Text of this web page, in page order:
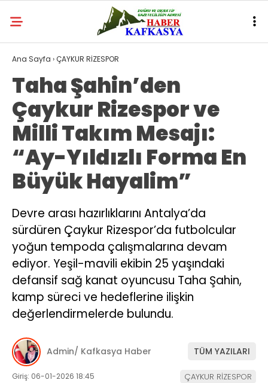
Ana Sayfa ›ÇAYKUR RİZESPOR
Taha Şahin’den
Çaykur Rizespor ve
Milli Takım Mesajı:
“Ay-Yıldızlı Forma En
Büyük Hayalim”
Devre arası hazırlıklarını Antalya’da
sürdüren Çaykur Rizespor’da futbolcular
yoğun tempoda çalışmalarına devam
ediyor. Yeşil-mavili ekibin 25 yaşındaki
defansif sağ kanat oyuncusu Taha Şahin,
kamp süreci ve hedeflerine ilişkin
değerlendirmelerde bulundu.
Admin/ Kafkasya Haber TÜM YAZILARI
Giriş: 06-01-2026 18:45 ÇAYKUR RİZESPOR